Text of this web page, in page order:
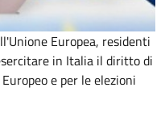
Europea, residenti
in Italia il diritto di
e per le elezioni